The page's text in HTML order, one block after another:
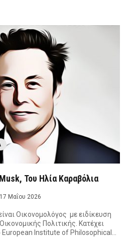
Του Ηλία Καραβόλια
Μαΐου 2026
Οικονομολόγος με ειδίκευση
Πολιτικής. Κατέχει
Institute of Philosophical…